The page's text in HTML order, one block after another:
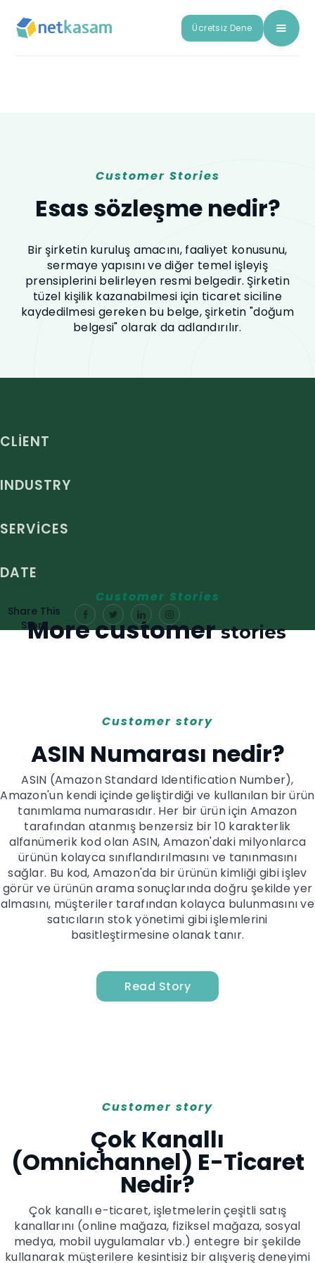
Ücretsiz Dene
Customer Stories
Esas sözleşme nedir?
Bir şirketin kuruluş amacını, faaliyet konusunu,
sermaye yapısını ve diğer temel işleyiş
prensiplerini belirleyen resmi belgedir. Şirketin
tüzel kişilik kazanabilmesi için ticaret siciline
kaydedilmesi gereken bu belge, şirketin "doğum
belgesi" olarak da adlandırılır.
CLIENT
INDUSTRY
SERVICES
DATE
Share This
Story
Customer Stories
More customerstories
Customer story
ASIN Numarası nedir?
ASIN (Amazon Standard Identification Number),
Amazon'un kendi içinde geliştirdiği ve kullanılan bir ürün
tanımlama numarasıdır. Her bir ürün için Amazon
tarafından atanmış benzersiz bir 10 karakterlik
alfanümerik kod olan ASIN, Amazon'daki milyonlarca
ürünün kolayca sınıflandırılmasını ve tanınmasını
sağlar. Bu kod, Amazon'da bir ürünün kimliği gibi işlev
görür ve ürünün arama sonuçlarında doğru şekilde yer
almasını, müşteriler tarafından kolayca bulunmasını ve
satıcıların stok yönetimi gibi işlemlerini
basitleştirmesine olanak tanır.
Read Story
Customer story
Çok Kanallı
(Omnichannel) E-Ticaret
Nedir?
Çok kanallı e-ticaret, işletmelerin çeşitli satış
kanallarını (online mağaza, fiziksel mağaza, sosyal
medya, mobil uygulamalar vb.) entegre bir şekilde
kullanarak müşterilere kesintisiz bir alışveriş deneyimi